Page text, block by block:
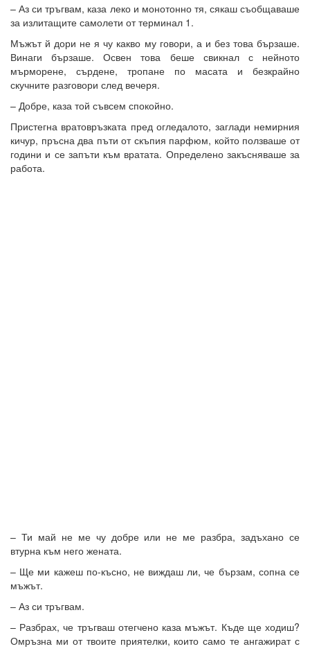
– Аз си тръгвам, каза леко и монотонно тя, сякаш съобщаваше
за излитащите самолети от терминал 1.
Мъжът й дори не я чу какво му говори, а и без това бързаше.
Винаги бързаше. Освен това беше свикнал с нейното
мърморене, сърдене, тропане по масата и безкрайно
скучните разговори след вечеря.
– Добре, каза той съвсем спокойно.
Пристегна вратовръзката пред огледалото, заглади немирния
кичур, пръсна два пъти от скъпия парфюм, който ползваше от
години и се запъти към вратата. Определено закъсняваше за
работа.
– Ти май не ме чу добре или не ме разбра, задъхано се
втурна към него жената.
– Ще ми кажеш по-късно, не виждаш ли, че бързам, сопна се
мъжът.
– Аз си тръгвам.
– Разбрах, че тръгваш отегчено каза мъжът. Къде ще ходиш?
Омръзна ми от твоите приятелки, които само те ангажират с